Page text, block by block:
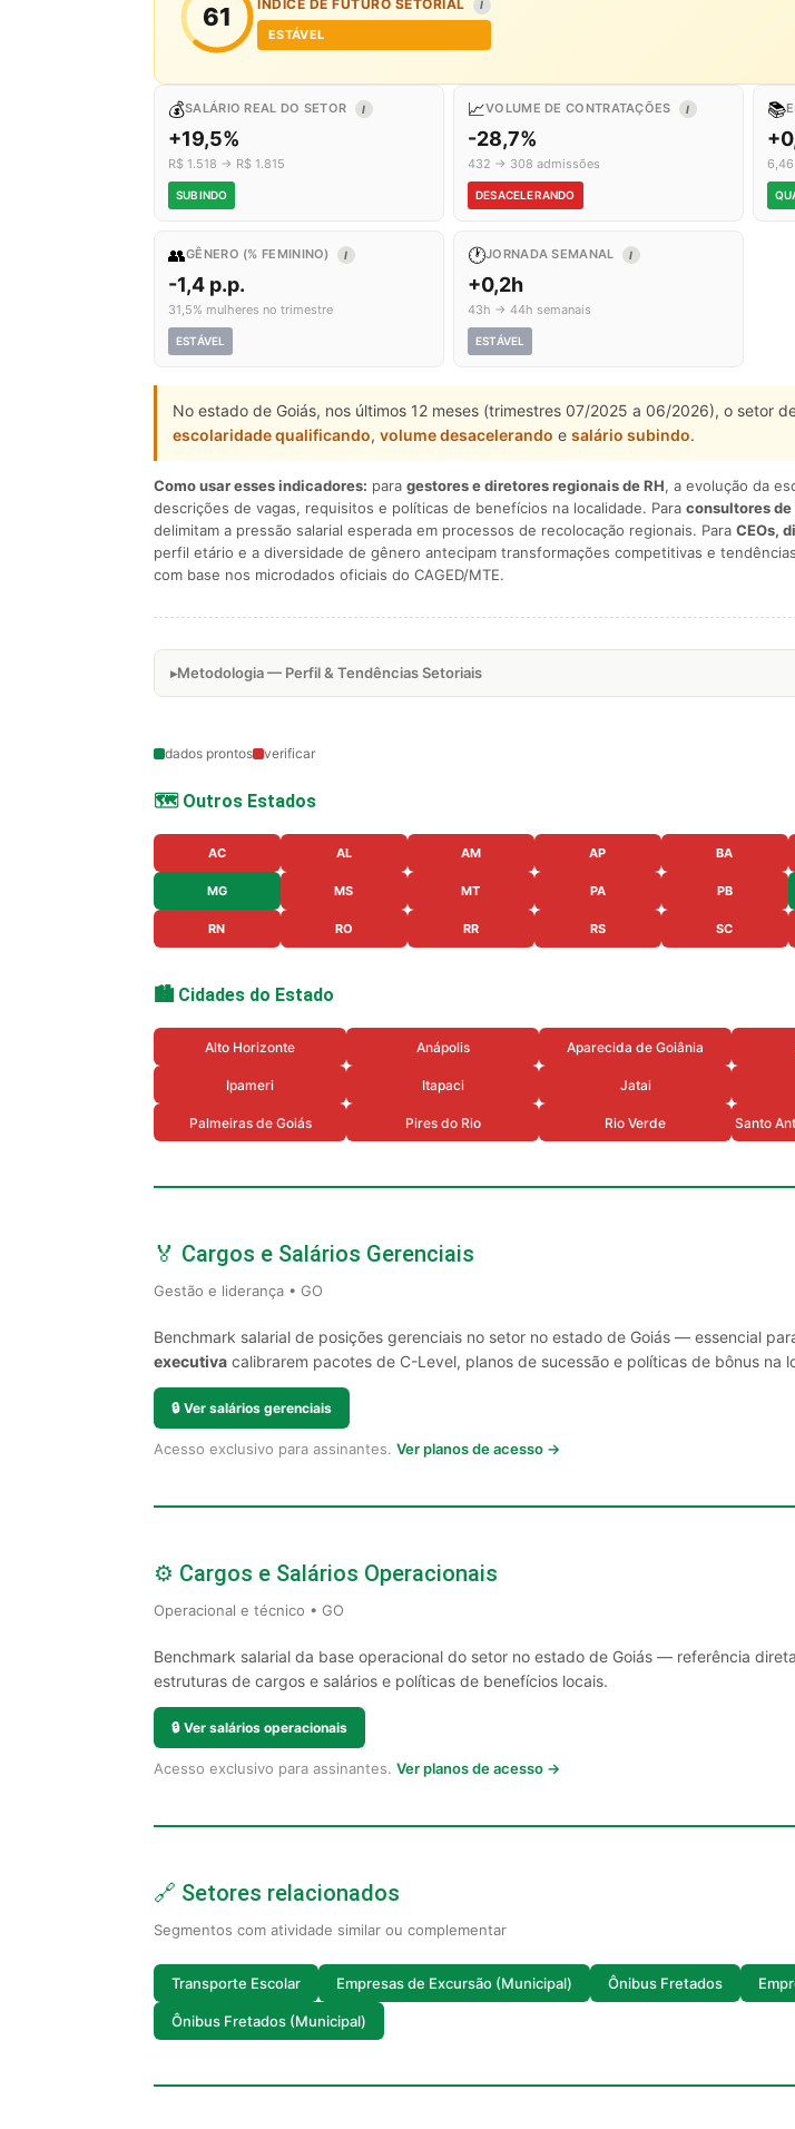
61 ÍNDICE DE FUTURO SETORIAL I
ESTÁVEL
💰SALÁRIO REAL DO SETOR I
+19,5%
R$ 1.518 → R$ 1.815
SUBINDO
📈VOLUME DE CONTRATAÇÕES I
-28,7%
432 → 308 admissões
DESACELERANDO
📚
👥GÊNERO (% FEMININO) I
-1,4 p.p.
31,5% mulheres no trimestre
ESTÁVEL
🕐JORNADA SEMANAL I
+0,2h
43h → 44h semanais
ESTÁVEL
No estado de Goiás, nos últimos 12 meses (trimestres 07/2025 a 06/2026), o setor
escolaridade qualificando, volume desacelerando e salário subindo.
Como usar esses indicadores: para gestores e diretores regionais de RH, a evolução da
descrições de vagas, requisitos e políticas de benefícios na localidade. Para consultores
delimitam a pressão salarial esperada em processos de recolocação regionais. Para CEOs,
perfil etário e a diversidade de gênero antecipam transformações competitivas e
com base nos microdados oficiais do CAGED/MTE.
Metodologia — Perfil & Tendências Setoriais
dados prontos verificar
🗺️ Outros Estados
AC AL AM AP BA
MG MS MT PA PB
RN RO RR RS SC
🏙️ Cidades do Estado
Alto Horizonte Anápolis Aparecida de Goiânia
Ipameri Itapaci Jatai
Palmeiras de Goiás Pires do Rio Rio Verde Santo
🏅 Cargos e Salários Gerenciais
Gestão e liderança • GO
Benchmark salarial de posições gerenciais no setor no estado de Goiás — essencial
executiva calibrarem pacotes de C-Level, planos de sucessão e políticas de bônus na
🔒 Ver salários gerenciais
Acesso exclusivo para assinantes. Ver planos de acesso →
⚙️ Cargos e Salários Operacionais
Operacional e técnico • GO
Benchmark salarial da base operacional do setor no estado de Goiás — referência
estruturas de cargos e salários e políticas de benefícios locais.
🔒 Ver salários operacionais
Acesso exclusivo para assinantes. Ver planos de acesso →
🔗 Setores relacionados
Segmentos com atividade similar ou complementar
Transporte Escolar Empresas de Excursão (Municipal) Ônibus Fretados
Ônibus Fretados (Municipal)